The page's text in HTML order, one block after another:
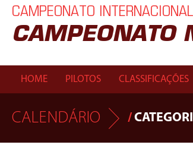
CAMPEONATO INTERNACIONAL
CAMPEONATO
HOME PILOTOS CLASSIFICAÇÕES
CALENDÁRIO /